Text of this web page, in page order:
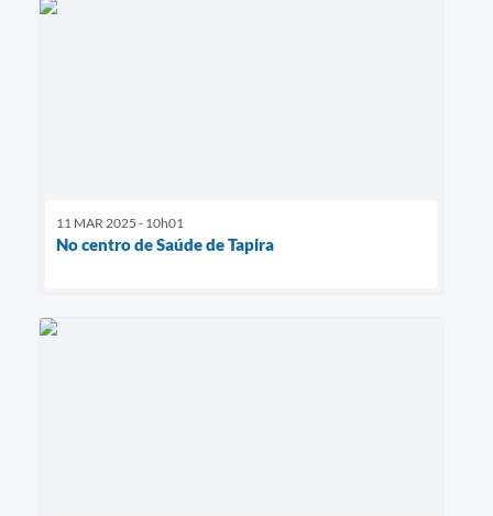
11 MAR 2025 - 10h01
No centro de Saúde de Tapira